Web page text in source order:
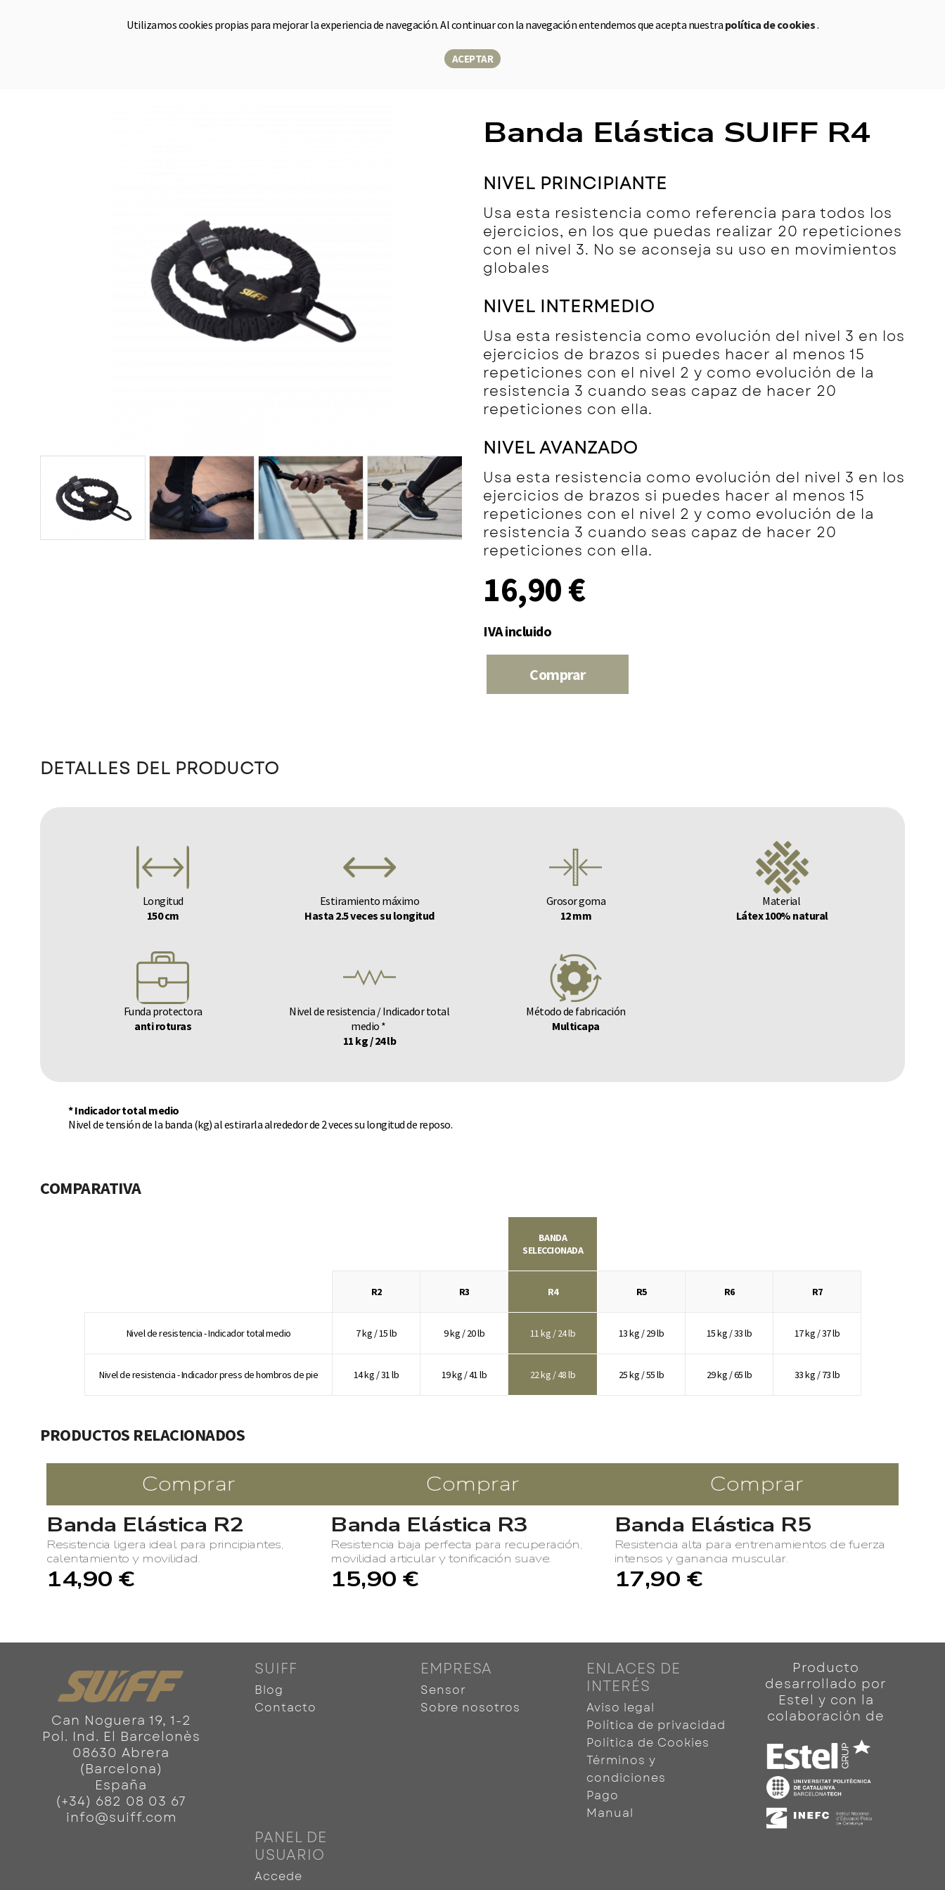
Utilizamos cookies propias para mejorar la experiencia de navegación. Al continuar con la navegación entendemos que acepta nuestra política de cookies.
ACEPTAR
Home Sensor Soluciones ▾ Sobre nosotros Blog Tienda CA EN ES
Banda Elástica SUIFF R4
NIVEL PRINCIPIANTE
Usa esta resistencia como referencia para todos los
ejercicios, en los que puedas realizar 20 repeticiones
con el nivel 3. No se aconseja su uso en movimientos
globales
NIVEL INTERMEDIO
Usa esta resistencia como evolución del nivel 3 en los
ejercicios de brazos si puedes hacer al menos 15
repeticiones con el nivel 2 y como evolución de la
resistencia 3 cuando seas capaz de hacer 20
repeticiones con ella.
NIVEL AVANZADO
Usa esta resistencia como evolución del nivel 3 en los
ejercicios de brazos si puedes hacer al menos 15
repeticiones con el nivel 2 y como evolución de la
resistencia 3 cuando seas capaz de hacer 20
repeticiones con ella.
16,90 €
IVA incluido
Comprar
DETALLES DEL PRODUCTO
Longitud
150 cm
Estiramiento máximo
Hasta 2.5 veces su longitud
Grosor goma
12 mm
Material
Látex 100% natural
Funda protectora
anti roturas
Nivel de resistencia / Indicador total
medio *
11 kg / 24 lb
Método de fabricación
Multicapa
* Indicador total medio
Nivel de tensión de la banda (kg) al estirarla alrededor de 2 veces su longitud de reposo.
COMPARATIVA
BANDA
SELECCIONADA
R2 R3 R4 R5 R6 R7
Nivel de resistencia - Indicador total medio 7 kg / 15 lb 9 kg / 20 lb 11 kg / 24 lb 13 kg / 29 lb 15 kg / 33 lb 17 kg / 37 lb
Nivel de resistencia - Indicador press de hombros de pie 14 kg / 31 lb 19 kg / 41 lb 22 kg / 48 lb 25 kg / 55 lb 29 kg / 65 lb 33 kg / 73 lb
PRODUCTOS RELACIONADOS
Comprar
Banda Elástica R2
Resistencia ligera ideal para principiantes,
calentamiento y movilidad.
14,90 €
Comprar
Banda Elástica R3
Resistencia baja perfecta para recuperación,
movilidad articular y tonificación suave.
15,90 €
Comprar
Banda Elástica R5
Resistencia alta para entrenamientos de fuerza
intensos y ganancia muscular.
17,90 €
Can Noguera 19, 1-2
Pol. Ind. El Barcelonès
08630 Abrera
(Barcelona)
España
(+34) 682 08 03 67
info@suiff.com
SUIFF
Blog
Contacto
EMPRESA
Sensor
Sobre nosotros
ENLACES DE
INTERÉS
Aviso legal
Política de privacidad
Política de Cookies
Términos y
condiciones
Pago
Manual
PANEL DE
USUARIO
Accede
Producto
desarrollado por
Estel y con la
colaboración de